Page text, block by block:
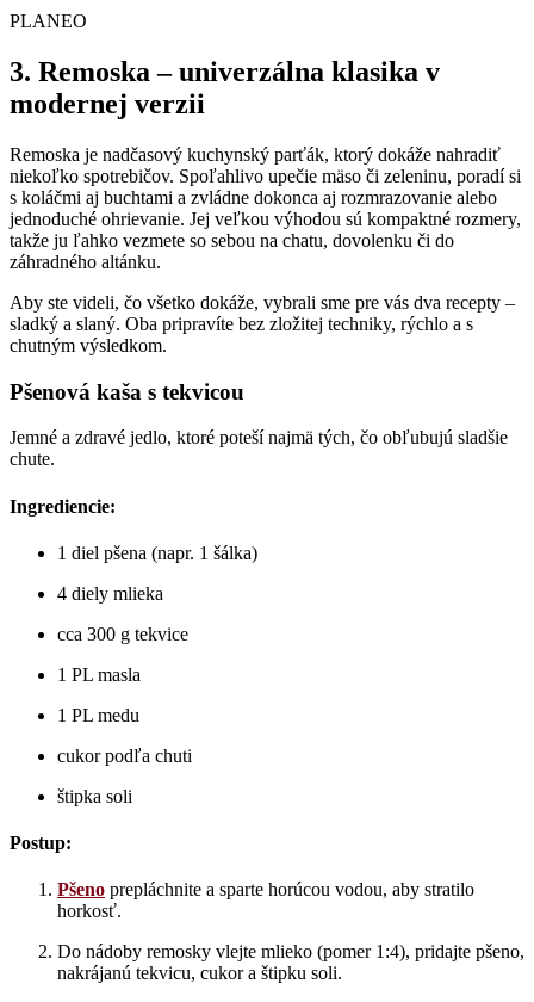
PLANEO
3. Remoska – univerzálna klasika v
modernej verzii
Remoska je nadčasový kuchynský parťák, ktorý dokáže nahradiť
niekoľko spotrebičov. Spoľahlivo upečie mäso či zeleninu, poradí si
s koláčmi aj buchtami a zvládne dokonca aj rozmrazovanie alebo
jednoduché ohrievanie. Jej veľkou výhodou sú kompaktné rozmery,
takže ju ľahko vezmete so sebou na chatu, dovolenku či do
záhradného altánku.
Aby ste videli, čo všetko dokáže, vybrali sme pre vás dva recepty –
sladký a slaný. Oba pripravíte bez zložitej techniky, rýchlo a s
chutným výsledkom.
Pšenová kaša s tekvicou
Jemné a zdravé jedlo, ktoré poteší najmä tých, čo obľubujú sladšie
chute.
Ingrediencie:
1 diel pšena (napr. 1 šálka)
4 diely mlieka
cca 300 g tekvice
1 PL masla
1 PL medu
cukor podľa chuti
štipka soli
Postup:
Pšeno prepláchnite a sparte horúcou vodou, aby stratilo
horkosť.
Do nádoby remosky vlejte mlieko (pomer 1:4), pridajte pšeno,
nakrájanú tekvicu, cukor a štipku soli.